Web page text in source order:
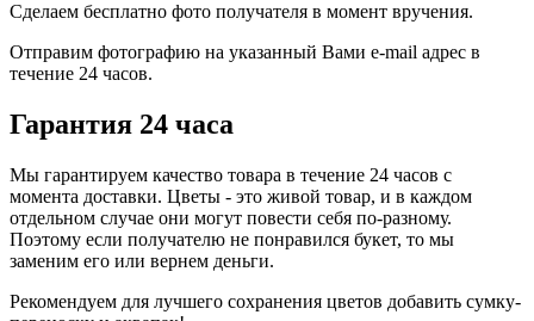
Сделаем бесплатно фото получателя в момент вручения.
Отправим фотографию на указанный Вами e-mail адрес в
течение 24 часов.
Гарантия 24 часа
Мы гарантируем качество товара в течение 24 часов с
момента доставки. Цветы - это живой товар, и в каждом
отдельном случае они могут повести себя по-разному.
Поэтому если получателю не понравился букет, то мы
заменим его или вернем деньги.
Рекомендуем для лучшего сохранения цветов добавить сумку-